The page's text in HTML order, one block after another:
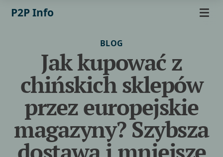
P2P Info
BLOG
Jak kupować z
chińskich sklepów
przez europejskie
magazyny? Szybsza